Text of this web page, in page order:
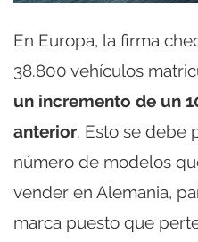
En Europa, la firma
38.800 vehículos
un incremento de un
anterior. Esto se debe
número de modelos
vender en Alemania,
marca puesto que